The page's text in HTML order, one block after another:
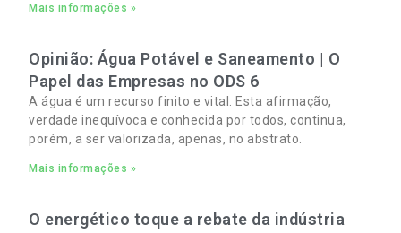
e familiares cada vez mais apertados.
Mais informações »
Opinião: Água Potável e Saneamento | O
Papel das Empresas no ODS 6
A água é um recurso finito e vital. Esta afirmação,
verdade inequívoca e conhecida por todos, continua,
porém, a ser valorizada, apenas, no abstrato.
Mais informações »
O energético toque a rebate da indústria